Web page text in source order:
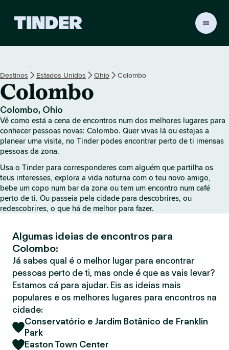
a
i
n
c
a
o
T
i
n
r
Destinos Estados Unidos Ohio Colombo
Colombo
Colombo, Ohio
Vê como está a cena de encontros num dos melhores lugares para
conhecer pessoas novas: Colombo. Quer vivas lá ou estejas a
planear uma visita, no Tinder podes encontrar perto de ti imensas
pessoas da zona.
Usa o Tinder para corresponderes com alguém que partilha os
teus interesses, explora a vida noturna com o teu novo amigo,
bebe um copo num bar da zona ou tem um encontro num café
perto de ti. Ou passeia pela cidade para descobrires, ou
redescobrires, o que há de melhor para fazer.
Algumas ideias de encontros para
Colombo:
Já sabes qual é o melhor lugar para encontrar
pessoas perto de ti, mas onde é que as vais levar?
Estamos cá para ajudar. Eis as ideias mais
populares e os melhores lugares para encontros na
cidade:
Conservatório e Jardim Botânico de Franklin
Park
Easton Town Center